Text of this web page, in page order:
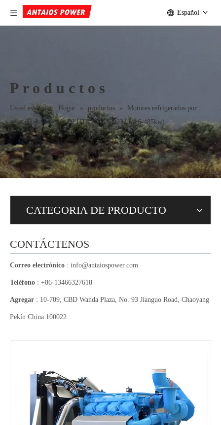
Español
Productos
Usted está aquí: Hogar » productos »
Motores refrigerados por
agua con tecnología DEUTZ » TCD234 (116-485kw)
CATEGORIA DE PRODUCTO
CONTÁCTENOS
Correo electrónico : info@antaiospower.com
Teléfono : +86-13466327618
Agregar : 10-709, CBD Wanda Plaza, No. 93 Jianguo Road, Chaoyang
Pekín China 100022